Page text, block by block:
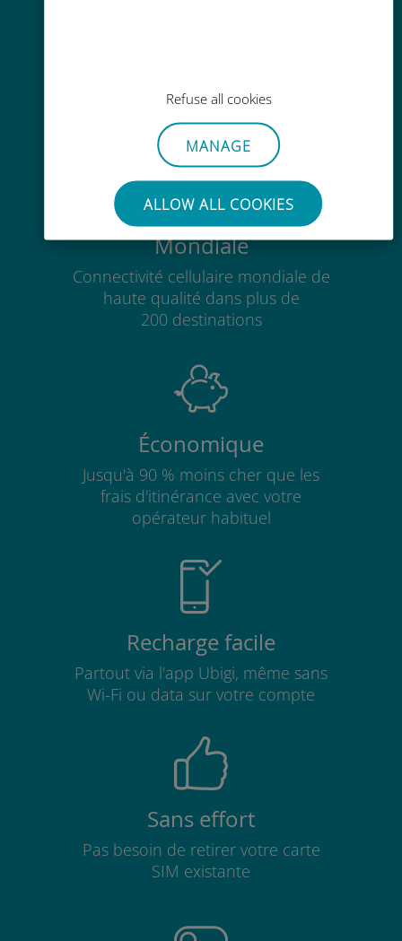
Refuse all cookies
MANAGE
ALLOW ALL COOKIES
Recevez un QR code par e-mail en
quelques minutes et scannez-le
Mondiale
Connectivité cellulaire mondiale de
haute qualité dans plus de
200 destinations
Économique
Jusqu'à 90 % moins cher que les
frais d'itinérance avec votre
opérateur habituel
Recharge facile
Partout via l'app Ubigi, même sans
Wi-Fi ou data sur votre compte
Sans effort
Pas besoin de retirer votre carte
SIM existante